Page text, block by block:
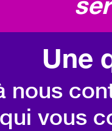
Une
nous
qui vous